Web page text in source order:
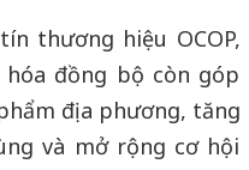
thương hiệu OCOP,
đồng bộ còn góp
địa phương, tăng
và mở rộng cơ hội